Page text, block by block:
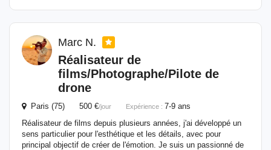
Marc N.
Réalisateur de
films/Photographe/Pilote de
drone
Paris (75) 500 €/jour Expérience : 7-9 ans
Réalisateur de films depuis plusieurs années, j'ai développé un
sens particulier pour l'esthétique et les détails, avec pour
principal objectif de créer de l'émotion. Je suis un passionné de